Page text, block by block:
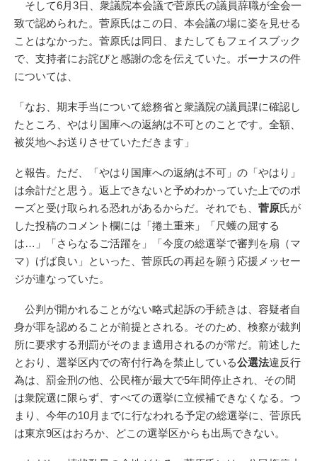
そして6月3日、衆議院本会議で菅原氏の議員辞職が全会一
致で認められた。菅原氏はこの日、本会議の場に姿を見せる
ことはなかった。菅原氏は同日、またしてもフェイスブック
で、支持者にお詫びと感謝の念を伝えていた。ボーナスの件
については、
「なお、期末手当について総務省と衆議院の議員課に確認し
たところ、やはり国庫への返納は不可とのことです。全額、
被災地へお送りさせていただきます」
と報告。ただ、「やはり国庫への返納は不可」の「やはり」
は余計だと思う。返上できないと予めわかっていた上でのポ
ーズと受け取られる恐れがあるからだ。それでも、 菅原氏が
した投稿のコメント欄には「捲土重来」「尺蠖の屈する
は…」「さらなるご活躍を」「今度の総選挙で審判を扇（マ
マ）げば良い」といった、菅原氏の再起を願う応援メッセー
ジが連なっていた。
公判が開かれることがない略式起訴の手続きは、容疑者自
身が罪を認めることが前提とされる。そのため、検察が裁判
所に要求する刑罰がそのまま適用されるのが常だ。前述した
とおり、選挙区内での寄付行為を禁止している公選法違反行
為は、罰金刑の他、公民権が最大で5年間停止され、その間
は衆院選に限らず、すべての選挙に立候補できなくなる。つ
まり、今年の10月までに行なわれる予定の総選挙に、菅原氏
は東京9区はおろか、どこの選挙区からも出馬できない。